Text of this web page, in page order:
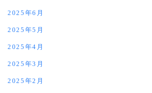
2025年6月
2025年5月
2025年4月
2025年3月
2025年2月